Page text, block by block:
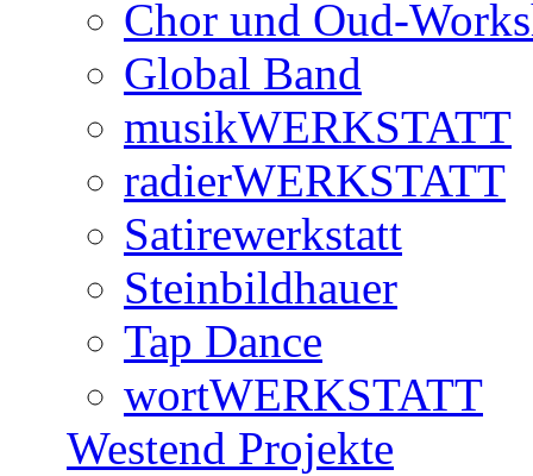
Chor und Oud-
Global Band
musikWERKSTATT
radierWERKSTATT
Satirewerkstatt
Steinbildhauer
Tap Dance
wortWERKSTATT
Westend Projekte